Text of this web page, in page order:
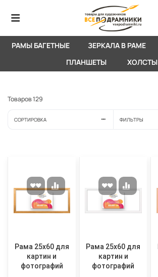
РАМЫ БАГЕТНЫЕ ЗЕРКАЛА В РАМЕ
ПЛАНШЕТЫ
ХОЛСТЫ
Товаров129
СОРТИРОВКА ФИЛЬТРЫ
Рама 25x60 для
картин и
фотографий
Рама 25x60 для
картин и
фотографий